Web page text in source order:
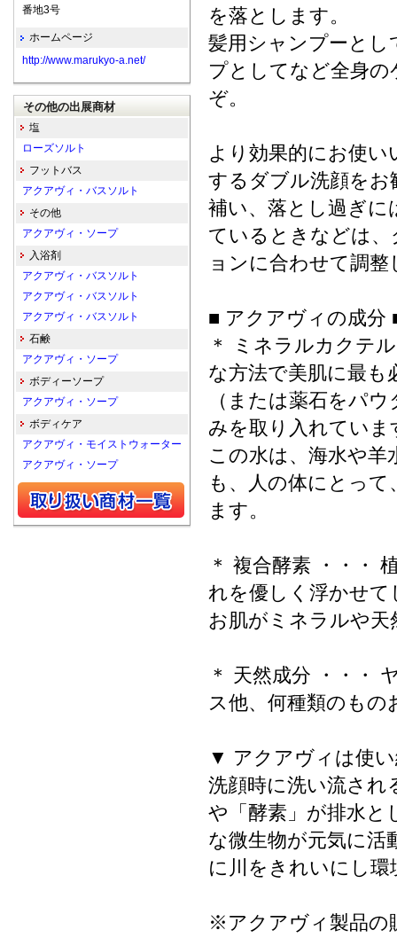
を落とします。
髪用シャンプーとし
プとしてなど全身
ぞ。
より効果的にお使
するダブル洗顔を
補い、落とし過ぎ
ているときなどは
ョンに合わせて調
■ アクアヴィの成分
＊ ミネラルカクテ
な方法で美肌に最も
（または薬石をパ
みを取り入れていま
この水は、海水や
も、人の体にとっ
ます。
＊ 複合酵素 ・・・
れを優しく浮かせ
お肌がミネラルや
＊ 天然成分 ・・・
ス他、何種類のも
▼ アクアヴィは使
洗顔時に洗い流され
や「酵素」が排水と
な微生物が元気に
に川をきれいにし
※アクアヴィ製品の
番地3号
ホームページ
http://www.marukyo-a.net/
その他の出展商材
塩
ローズソルト
フットバス
アクアヴィ・バスソルト
その他
アクアヴィ・ソープ
入浴剤
アクアヴィ・バスソルト
アクアヴィ・バスソルト
アクアヴィ・バスソルト
石鹸
アクアヴィ・ソープ
ボディーソープ
アクアヴィ・ソープ
ボディケア
アクアヴィ・モイストウォーター
アクアヴィ・ソープ